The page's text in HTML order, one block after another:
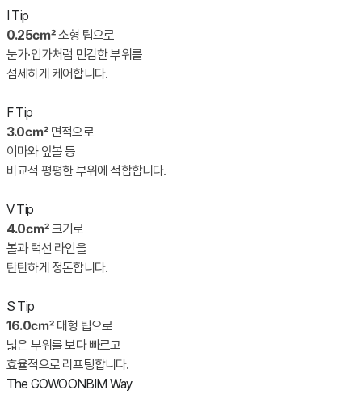
I Tip
0.25㎠소형 팁으로
눈가·입가처럼 민감한 부위를
섬세하게 케어합니다.
F Tip
3.0㎠면적으로
이마와 앞볼 등
비교적 평평한 부위에 적합합니다.
V Tip
4.0㎠크기로
볼과 턱선 라인을
탄탄하게 정돈합니다.
S Tip
16.0㎠ 대형 팁으로
넓은 부위를 보다 빠르고
효율적으로 리프팅합니다.
The GOWOONBIM Way